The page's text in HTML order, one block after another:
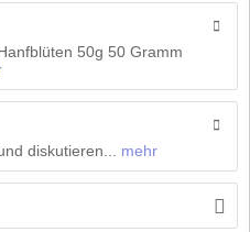
50g 50 Gramm
diskutieren...
mehr